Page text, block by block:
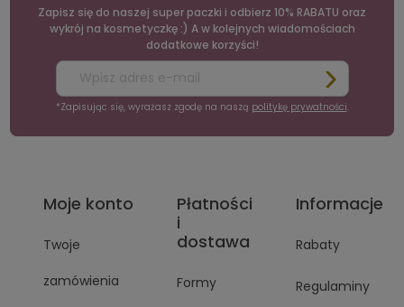
Zapisz się do naszej super paczki i odbierz 10% RABATU oraz
wykrój na kosmetyczkę :) A w kolejnych wiadomościach
dodatkowe korzyści!
*Zapisując się, wyrażasz zgodę na naszą politykę prywatności.
Moje konto
Twoje
zamówienia
Płatności
i
dostawa
Formy
Informacje
Rabaty
Regulaminy